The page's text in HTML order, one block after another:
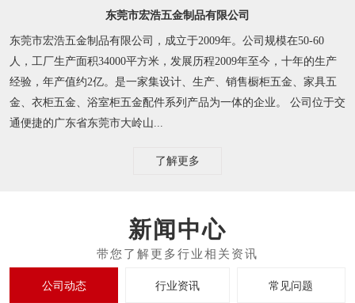
东莞市宏浩五金制品有限公司
东莞市宏浩五金制品有限公司，成立于2009年。公司规模在50-60
人，工厂生产面积34000平方米，发展历程2009年至今，十年的生产
经验，年产值约2亿。是一家集设计、生产、销售橱柜五金、家具五
金、衣柜五金、浴室柜五金配件系列产品为一体的企业。 公司位于交
通便捷的广东省东莞市大岭山...
了解更多
新闻中心
公司动态 行业资讯 常见问题